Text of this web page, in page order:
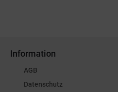
Information
AGB
Datenschutz